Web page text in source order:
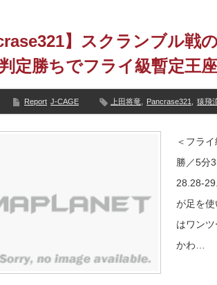
】スクランブル戦
定勝ちでフライ級暫定王
Report J-CAGE 上田将竜 Pancrase321 猿飛
＜フラ
勝／5分
28.28-
が足を
はワン
かわ…